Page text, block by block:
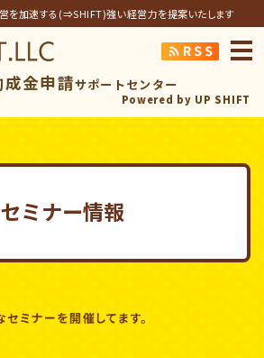
加速する(⇒SHIFT)強い経営力を提案いたします
アップシフト合
金申請サポートセンター
Powered by UP SHIFT
セミナー情報